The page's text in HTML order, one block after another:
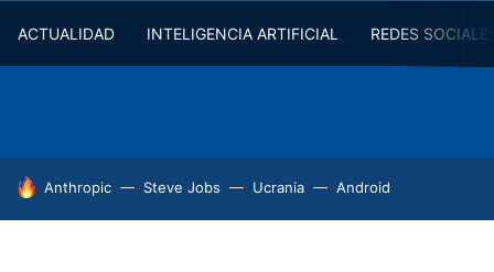
ACTUALIDAD INTELIGENCIA ARTIFICIAL REDES
HOY SE HABLA DE
Anthropic Steve Jobs Ucrania Android